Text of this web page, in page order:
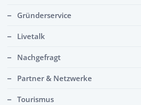
Gründerservice
Livetalk
Nachgefragt
Partner & Netzwerke
Tourismus